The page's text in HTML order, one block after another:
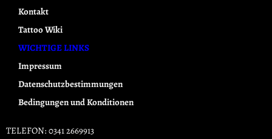
Kontakt
Tattoo Wiki
WICHTIGE LINKS
Impressum
Datenschutzbestimmungen
Bedingungen und Konditionen
TELEFON: 0341 2669913